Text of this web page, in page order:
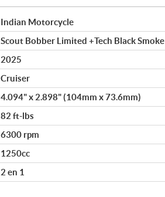
Indian Motorcycle
Scout Bobber Limited +Tech Black Smoke
2025
Cruiser
4.094" x 2.898" (104mm x 73.6mm)
82 ft-lbs
6300 rpm
1250cc
2 en 1